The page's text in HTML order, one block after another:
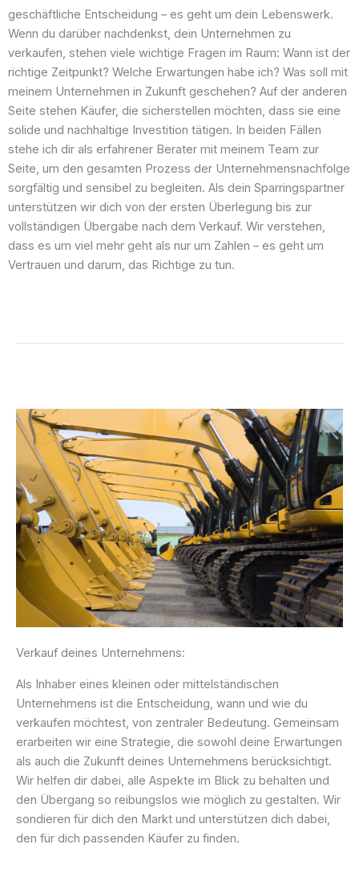
geschäftliche Entscheidung – es geht um dein Lebenswerk.
Wenn du darüber nachdenkst, dein Unternehmen zu
verkaufen, stehen viele wichtige Fragen im Raum: Wann ist der
richtige Zeitpunkt? Welche Erwartungen habe ich? Was soll mit
meinem Unternehmen in Zukunft geschehen? Auf der anderen
Seite stehen Käufer, die sicherstellen möchten, dass sie eine
solide und nachhaltige Investition tätigen. In beiden Fällen
stehe ich dir als erfahrener Berater mit meinem Team zur
Seite, um den gesamten Prozess der Unternehmensnachfolge
sorgfältig und sensibel zu begleiten. Als dein Sparringspartner
unterstützen wir dich von der ersten Überlegung bis zur
vollständigen Übergabe nach dem Verkauf. Wir verstehen,
dass es um viel mehr geht als nur um Zahlen – es geht um
Vertrauen und darum, das Richtige zu tun.
Verkauf deines Unternehmens:
Als Inhaber eines kleinen oder mittelständischen
Unternehmens ist die Entscheidung, wann und wie du
verkaufen möchtest, von zentraler Bedeutung. Gemeinsam
erarbeiten wir eine Strategie, die sowohl deine Erwartungen
als auch die Zukunft deines Unternehmens berücksichtigt.
Wir helfen dir dabei, alle Aspekte im Blick zu behalten und
den Übergang so reibungslos wie möglich zu gestalten. Wir
sondieren für dich den Markt und unterstützen dich dabei,
den für dich passenden Käufer zu finden.